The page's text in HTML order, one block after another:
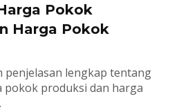
Pokok
Harga Pokok
penjelasan lengkap tentang
pokok produksi dan harga